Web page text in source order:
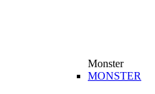
Monster
MONSTER